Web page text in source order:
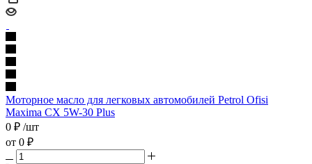
Моторное масло для легковых автомобилей Petrol Ofisi
Maxima CX 5W-30 Plus
0 ₽ /шт
от 0 ₽